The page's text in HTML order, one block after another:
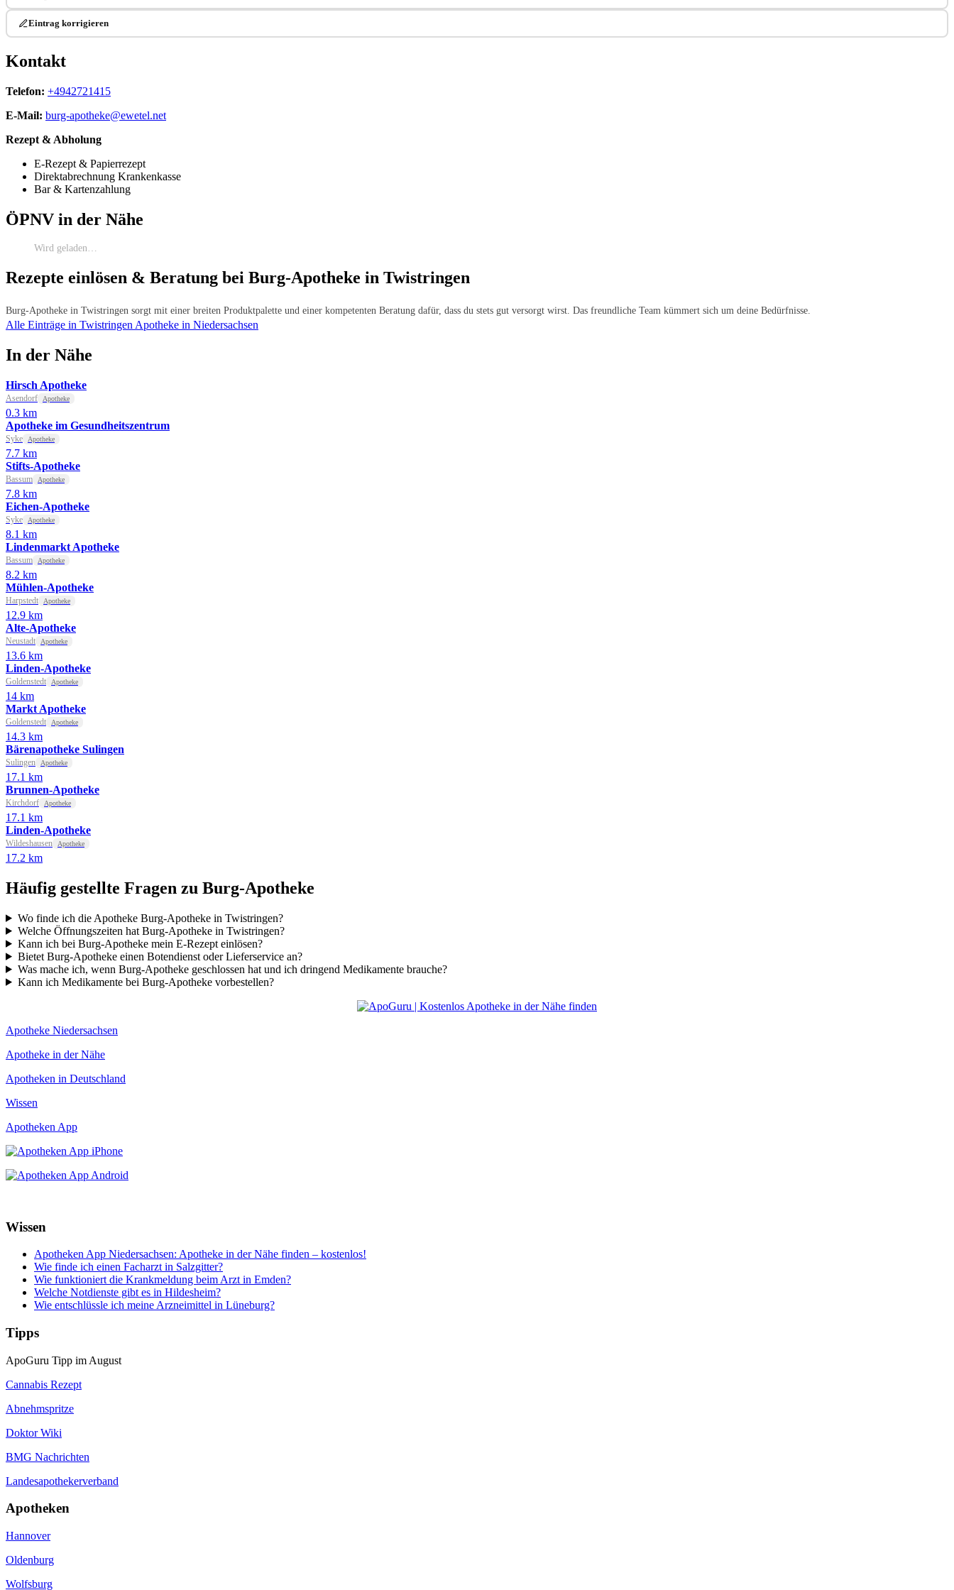
Eintrag korrigieren
Kontakt
Telefon: +4942721415
E-Mail: burg-apotheke@ewetel.net
Rezept & Abholung
E-Rezept & Papierrezept
Direktabrechnung Krankenkasse
Bar & Kartenzahlung
ÖPNV in der Nähe
Wird geladen…
Rezepte einlösen & Beratung bei Burg-Apotheke in Twistringen
Burg-Apotheke in Twistringen sorgt mit einer breiten Produktpalette und einer kompetenten Beratung dafür, dass du stets gut versorgt wirst. Das freundliche Team kümmert sich um deine Bedürfnisse.
Alle Einträge in Twistringen Apotheke in Niedersachsen
In der Nähe
Hirsch Apotheke
Asendorf Apotheke
0.3 km
Apotheke im Gesundheitszentrum
Syke Apotheke
7.7 km
Stifts-Apotheke
Bassum Apotheke
7.8 km
Eichen-Apotheke
Syke Apotheke
8.1 km
Lindenmarkt Apotheke
Bassum Apotheke
8.2 km
Mühlen-Apotheke
Harpstedt Apotheke
12.9 km
Alte-Apotheke
Neustadt Apotheke
13.6 km
Linden-Apotheke
Goldenstedt Apotheke
14 km
Markt Apotheke
Goldenstedt Apotheke
14.3 km
Bärenapotheke Sulingen
Sulingen Apotheke
17.1 km
Brunnen-Apotheke
Kirchdorf Apotheke
17.1 km
Linden-Apotheke
Wildeshausen Apotheke
17.2 km
Häufig gestellte Fragen zu Burg-Apotheke
Wo finde ich die Apotheke Burg-Apotheke in Twistringen?
Welche Öffnungszeiten hat Burg-Apotheke in Twistringen?
Kann ich bei Burg-Apotheke mein E-Rezept einlösen?
Bietet Burg-Apotheke einen Botendienst oder Lieferservice an?
Was mache ich, wenn Burg-Apotheke geschlossen hat und ich dringend Medikamente brauche?
Kann ich Medikamente bei Burg-Apotheke vorbestellen?
Apotheke Niedersachsen
Apotheke in der Nähe
Apotheken in Deutschland
Wissen
Apotheken App
Wissen
Apotheken App Niedersachsen: Apotheke in der Nähe finden – kostenlos!
Wie finde ich einen Facharzt in Salzgitter?
Wie funktioniert die Krankmeldung beim Arzt in Emden?
Welche Notdienste gibt es in Hildesheim?
Wie entschlüssle ich meine Arzneimittel in Lüneburg?
Tipps
ApoGuru Tipp im August
Cannabis Rezept
Abnehmspritze
Doktor Wiki
BMG Nachrichten
Landesapothekerverband
Apotheken
Hannover
Oldenburg
Wolfsburg